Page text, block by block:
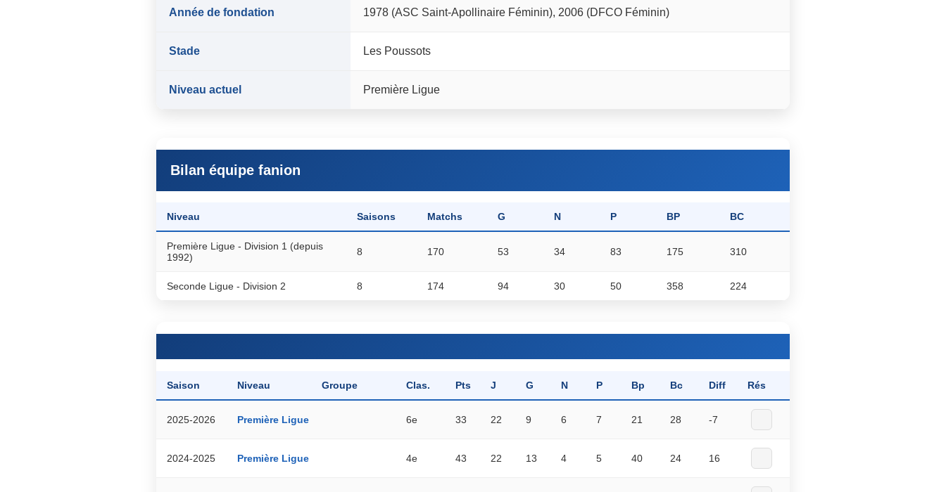
Année de fondation 1978 (ASC Saint-Apollinaire Féminin), 2006 (DFCO Féminin)
Stade Les Poussots
Niveau actuel Première Ligue
Bilan équipe fanion
Niveau Saisons Matchs G N P BP BC
Première Ligue - Division 1 (depuis
1992)
8 170 53 34 83 175 310
Seconde Ligue - Division 2 8 174 94 30 50 358 224
Saison Niveau Groupe Clas. Pts J G N P Bp Bc Diff Rés
2025-2026 Première Ligue 6e 33 22 9 6 7 21 28 -7
2024-2025 Première Ligue 4e 43 22 13 4 5 40 24 16